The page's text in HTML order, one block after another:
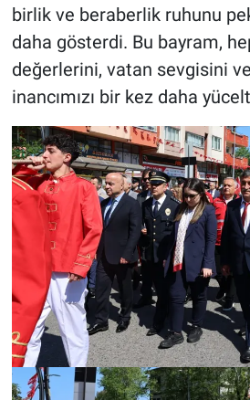
birlik ve beraberlik ruhunu
daha gösterdi. Bu bayram,
değerlerini, vatan sevgisini
inancımızı bir kez daha